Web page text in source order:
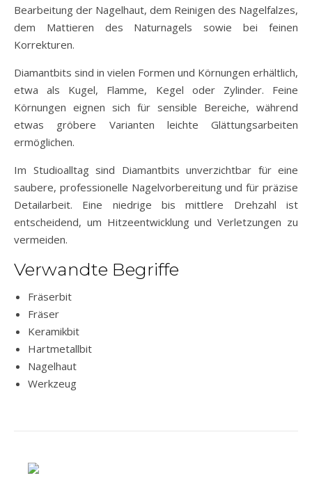
Bearbeitung der Nagelhaut, dem Reinigen des Nagelfalzes,
dem Mattieren des Naturnagels sowie bei feinen
Korrekturen.
Diamantbits sind in vielen Formen und Körnungen erhältlich,
etwa als Kugel, Flamme, Kegel oder Zylinder. Feine
Körnungen eignen sich für sensible Bereiche, während
etwas gröbere Varianten leichte Glättungsarbeiten
ermöglichen.
Im Studioalltag sind Diamantbits unverzichtbar für eine
saubere, professionelle Nagelvorbereitung und für präzise
Detailarbeit. Eine niedrige bis mittlere Drehzahl ist
entscheidend, um Hitzeentwicklung und Verletzungen zu
vermeiden.
Verwandte Begriffe
Fräserbit
Fräser
Keramikbit
Hartmetallbit
Nagelhaut
Werkzeug